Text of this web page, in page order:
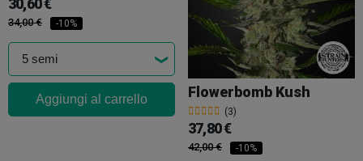
30,60 €
34,00 € -10%
Aggiungi al carrello Flowerbomb Kush
(3)
37,80 €
42,00 € -10%